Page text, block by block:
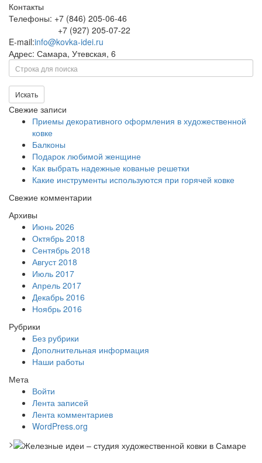
Контакты
Телефоны: +7 (846) 205-06-46
+7 (927) 205-07-22
E-mail:info@kovka-idei.ru
Адрес: Самара, Утевская, 6
Поиск
Искать
Свежие записи
Приемы декоративного оформления в художественной
ковке
Балконы
Подарок любимой женщине
Как выбрать надежные кованые решетки
Какие инструменты используются при горячей ковке
Свежие комментарии
Архивы
Июнь 2026
Октябрь 2018
Сентябрь 2018
Август 2018
Июль 2017
Апрель 2017
Декабрь 2016
Ноябрь 2016
Рубрики
Без рубрики
Дополнительная информация
Наши работы
Мета
Войти
Лента записей
Лента комментариев
WordPress.org
>